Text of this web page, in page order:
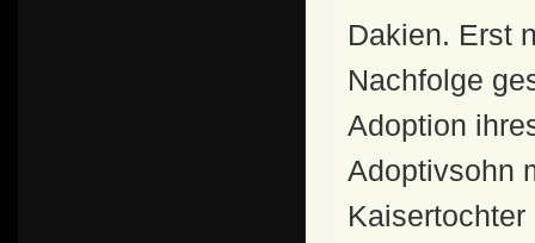
Dakien. Erst
Nachfolge
Adoption
Adoptivsohn